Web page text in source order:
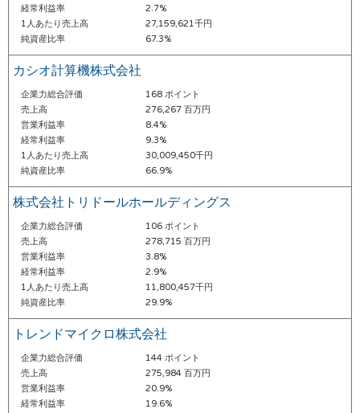
経常利益率
2.7%
1人あたり売上高
27,159,621千円
純資産比率
67.3%
カシオ計算機株式会社
企業力総合評価
168 ポイント
売上高
276,267 百万円
営業利益率
8.4%
経常利益率
9.3%
1人あたり売上高
30,009,450千円
純資産比率
66.9%
株式会社トリドールホールディングス
企業力総合評価
106 ポイント
売上高
278,715 百万円
営業利益率
3.8%
経常利益率
2.9%
1人あたり売上高
11,800,457千円
純資産比率
29.9%
トレンドマイクロ株式会社
企業力総合評価
144 ポイント
売上高
275,984 百万円
営業利益率
20.9%
経常利益率
19.6%